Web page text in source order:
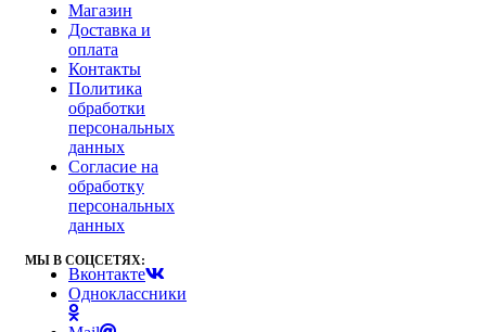
Магазин
Доставка и
оплата
Контакты
Политика
обработки
персональных
данных
Согласие на
обработку
персональных
данных
МЫ В СОЦСЕТЯХ:
Вконтакте
Одноклассники